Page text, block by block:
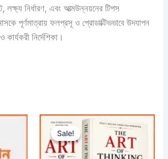
লক্ষ্য নির্ধারণ, এবং আত্মউন্নয়নের টিপস
পূর্ণমাত্রায় ফলপ্রসূ ও প্রোডাক্টিভভাবে উদযাপন
নির্দেশিকা।
.
Sale!
Sale!
Original
price
was:
299.00৳ .
Current
price
is:
99.00৳ .